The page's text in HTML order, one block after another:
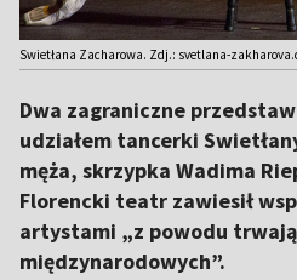
Swietłana Zacharowa. Zdj.: svetlana-
Dwa zagraniczne
udziałem tancerki
męża, skrzypka Wadima
Florencki teatr zawiesił
artystami „z powodu
międzynarodowych”.